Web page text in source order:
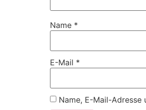
Name *
E-Mail *
Name, E-Mail-Adresse